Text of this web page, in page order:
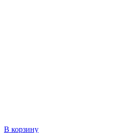
В корзину